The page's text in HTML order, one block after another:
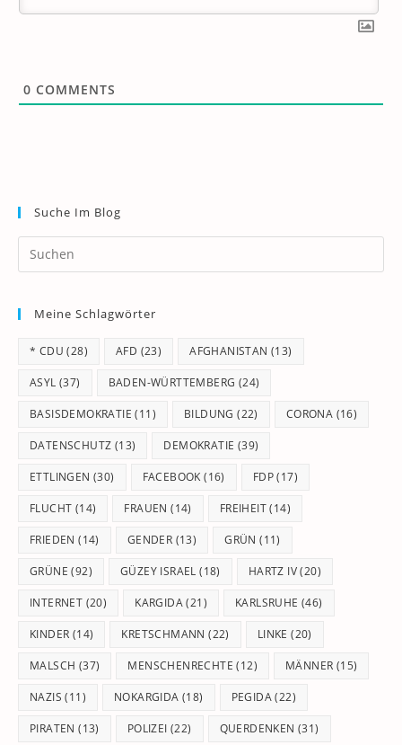
0 COMMENTS
Suche Im Blog
Meine Schlagwörter
* CDU (28) AFD (23) AFGHANISTAN (13)
ASYL (37) BADEN-WÜRTTEMBERG (24)
BASISDEMOKRATIE (11) BILDUNG (22) CORONA (16)
DATENSCHUTZ (13) DEMOKRATIE (39)
ETTLINGEN (30) FACEBOOK (16) FDP(17)
FLUCHT (14) FRAUEN (14) FREIHEIT(14)
FRIEDEN (14) GENDER (13) GRÜN (11)
GRÜNE (92) GÜZEY ISRAEL (18) HARTZ IV(20)
INTERNET (20) KARGIDA(21) KARLSRUHE (46)
KINDER (14) KRETSCHMANN (22) LINKE (20)
MALSCH (37) MENSCHENRECHTE (12) MÄNNER (15)
NAZIS (11) NOKARGIDA (18) PEGIDA(22)
PIRATEN (13) POLIZEI (22) QUERDENKEN (31)